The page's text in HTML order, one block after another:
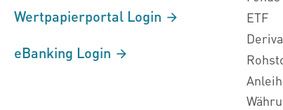
Wertpapierportal Login
eBanking Login
ETF